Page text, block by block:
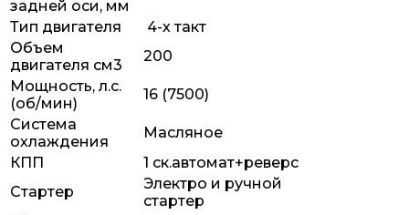
задней оси, мм
Тип двигателя
4-х такт
Объем
двигателя см3
200
Мощность, л.с.
(об/мин)
16 (7500)
Система
охлаждения
Масляное
КПП
1 ск.автомат+реверс
Стартер
Электро и ручной
стартер